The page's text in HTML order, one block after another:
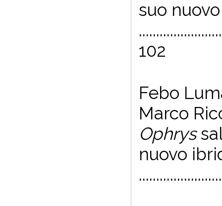
suo
102
Febo
Marco
Ophrys
nuovo